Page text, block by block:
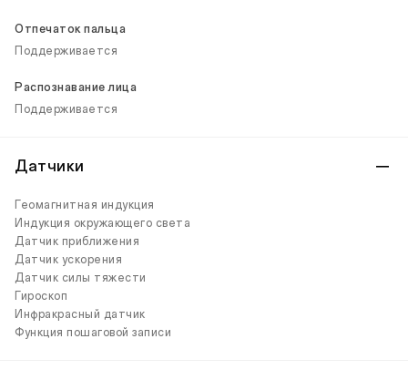
Отпечаток пальца
Поддерживается
Распознавание лица
Поддерживается
Датчики
Геомагнитная индукция
Индукция окружающего света
Датчик приближения
Датчик ускорения
Датчик силы тяжести
Гироскоп
Инфракрасный датчик
Функция пошаговой записи